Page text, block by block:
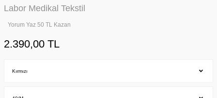
Labor Medikal Tekstil
Yorum Yaz 50 TL Kazan
2.390,00 TL